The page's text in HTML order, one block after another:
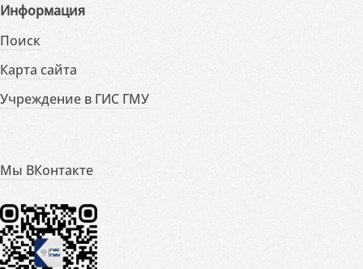
Информация
Поиск
Карта сайта
Учреждение в ГИС ГМУ
Мы ВКонтакте